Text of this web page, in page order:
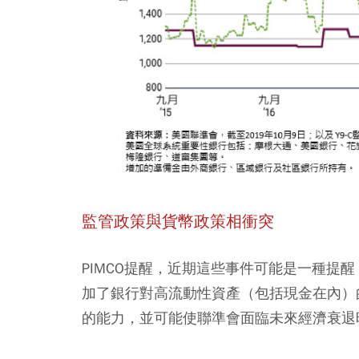
監管政策與貨幣政策相衝突
PIMCO提醒，近期這些事件可能是一種提
加了銀行對高流動性資產（包括現金在內
的能力，並可能使聯準會面臨未來經濟衰